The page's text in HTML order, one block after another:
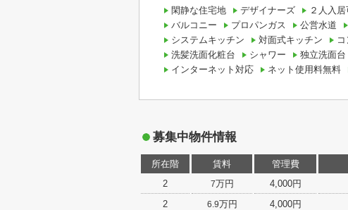
閑静な住宅地 デザイナーズ ２人入居
バルコニー
プロパンガス 公営水道
システムキッチン
対面式キッチン
洗髪洗面化粧台
シャワー 独立洗面台
インターネット対応
ネット使用料無料
募集中物件情報
所在階 賃料 管理費
2
7万円 4,000円
2
6.9万円 4,000円